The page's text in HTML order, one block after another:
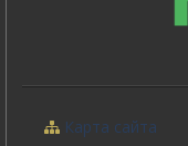
Карта сайта